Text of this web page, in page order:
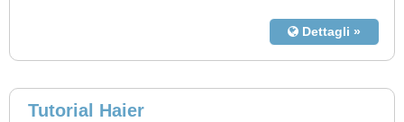
Dettagli »
Tutorial Haier